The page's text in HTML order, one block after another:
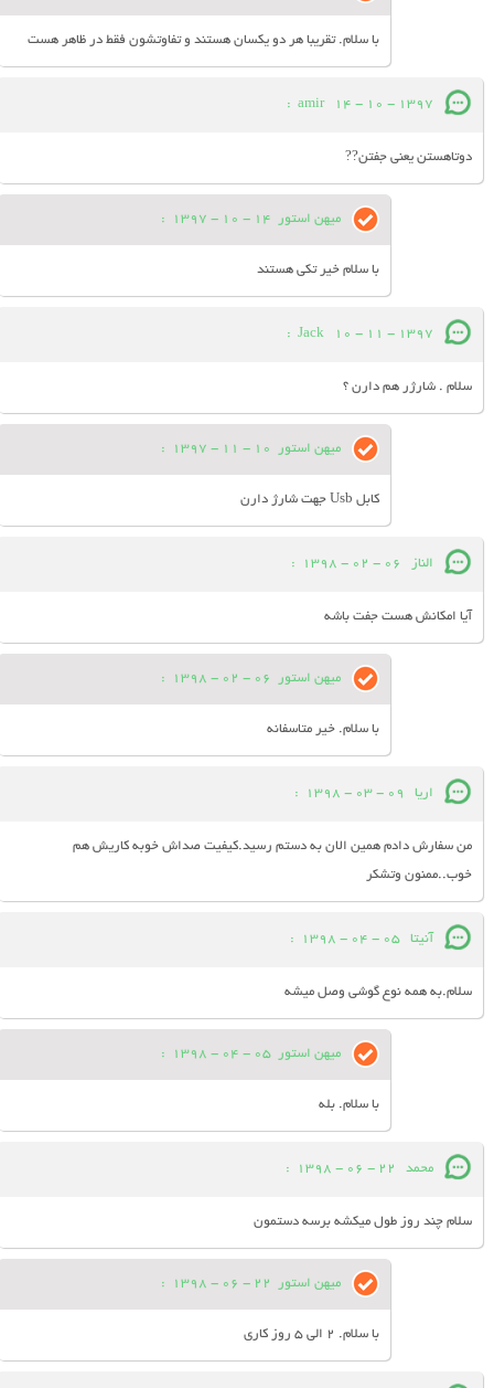
با سلام. تقریبا هر دو یکسان هستند و تفاوتشون فقط در ظاهر هست
amir 14 - 10 - 1397
:
دوتاهستن یعنی جفتن??
میهن استور 14 - 10 - 1397
:
با سلام خیر تکی هستند
Jack 10 - 11 - 1397
:
سلام . شارژر هم دارن ؟
میهن استور 10 - 11 - 1397
:
کابل Usb جهت شارژ دارن
الناز 06 - 02 - 1398
:
آیا امکانش هست جفت باشه
میهن استور 06 - 02 - 1398
:
با سلام. خیر متاسفانه
اریا 09 - 03 - 1398
:
من سفارش دادم همین الان به دستم رسید.کیفیت صداش خوبه کاریش هم
خوب..ممنون وتشکر
آنیتا 05 - 04 - 1398
:
سلام.به همه نوع گوشی وصل میشه
میهن استور 05 - 04 - 1398
:
با سلام. بله
محمد 22 - 06 - 1398
:
سلام چند روز طول میکشه برسه دستمون
میهن استور 22 - 06 - 1398
:
با سلام. 2 الی 5 روز کاری